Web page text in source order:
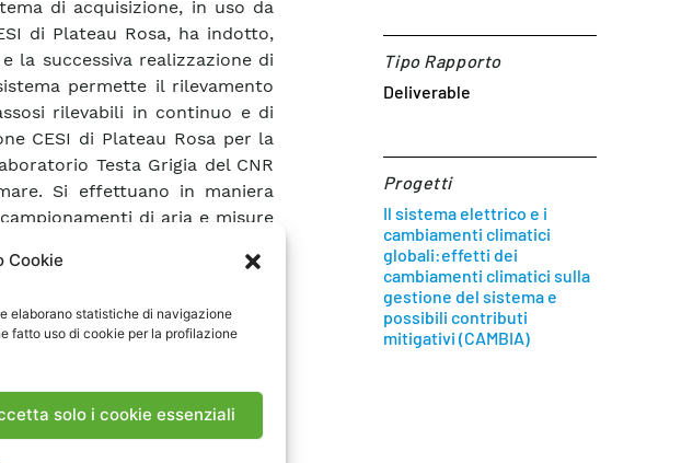
Cookie
elaborano statistiche di navigazione
fatto uso di cookie per la profilazione
solo i cookie essenziali
di acquisizione, in uso da
di Plateau Rosa, ha indotto,
la successiva realizzazione di
permette il rilevamento
rilevabili in continuo e di
CESI di Plateau Rosa per la
Testa Grigia del CNR
Si effettuano in maniera
di aria e misure
gas serra: anidride
di azoto (N 2 O), freon 11
(gas serra) e ai parametri di
presso la stazione
periodo di transizione e
software di elaborazione ed
Tipo Rapporto
Deliverable
Progetti
Il sistema elettrico e i
cambiamenti climatici
globali:effetti dei
cambiamenti climatici sulla
gestione del sistema e
possibili contributi
mitigativi (CAMBIA)